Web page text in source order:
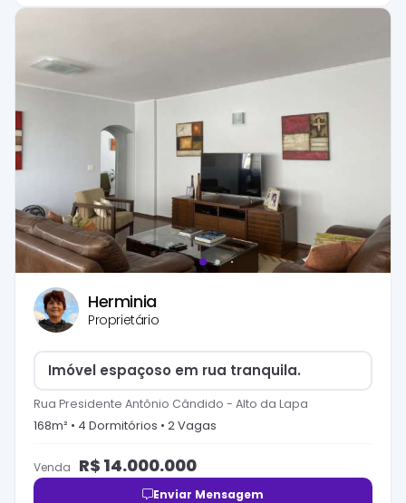
Herminia
Proprietário
Imóvel espaçoso em rua tranquila.
Rua Presidente Antônio Cândido - Alto da Lapa
168m² • 4 Dormitórios • 2Vagas
Venda R$ 14.000.000
Enviar Mensagem